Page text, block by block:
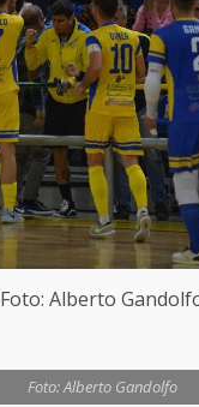
Foto: Alberto
Foto: Alberto Gandolfo